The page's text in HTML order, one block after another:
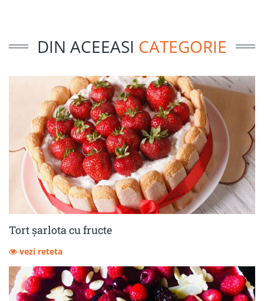
DIN ACEEASI CATEGORIE
Tort șarlota cu fructe
vezi reteta